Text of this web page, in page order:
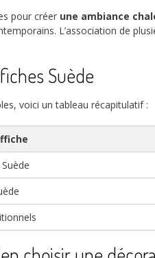
pour créer une ambiance
L’association de
Suède
voici un tableau récapitulatif :